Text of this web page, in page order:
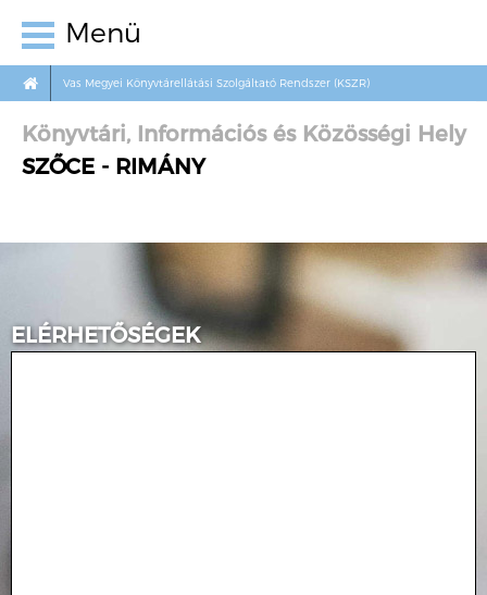
Menü
Vas Megyei Könyvtárellátási Szolgáltató Rendszer (KSZR)
Könyvtári, Információs és Közösségi Hely
SZŐCE - RIMÁNY
ELÉRHETŐSÉGEK